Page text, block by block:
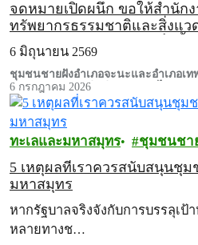
จดหมายเปิดผนึก ขอให้สำนัก
ทรัพยากรธรรมชาติและสิ่งแ
“เลชุมชน จะนะ-เทพา” เป็นพื้
หลายทางชีวภาพทางทะเลชา
หรือ OECMs โดยชุมชน
6 มิถุนายน 2569
ชุมชนชายฝั่งอำเภอจะนะและอำเภอเ
ประชาชนและกรีนพีซ ประเทศไทย
6 กรกฎาคม 2026
ทะเลและมหาสมุทร ชุมชนชา
5 เหตุผลที่เราควรสนับสนุนชุ
มหาสมุทร
หากรัฐบาลจริงจังกับการบรรลุเ
หลายทางช…